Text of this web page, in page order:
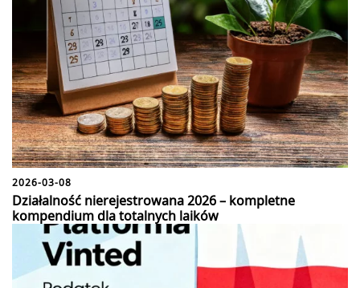
2026-03-08
Działalność nierejestrowana 2026 – kompletne
kompendium dla totalnych laików